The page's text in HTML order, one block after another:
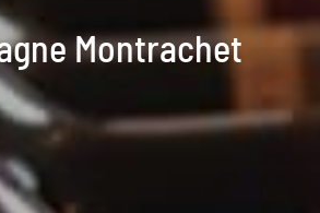
Montrachet